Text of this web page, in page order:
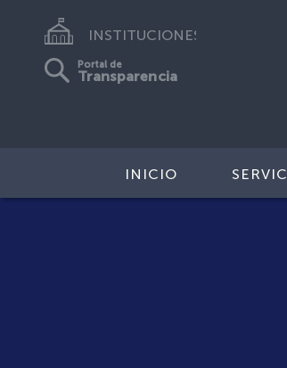
INSTITUCIONES
Portal de
Transparencia
INICIO